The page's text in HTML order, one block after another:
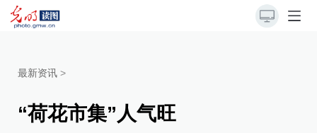
最新资讯 >
“荷花市集”人气旺